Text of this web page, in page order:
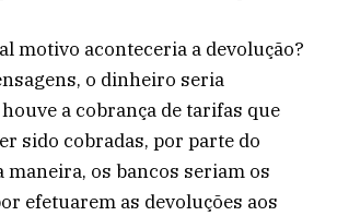
motivo aconteceria a devolução?
o dinheiro seria
a cobrança de tarifas que
sido cobradas, por parte do
maneira, os bancos seriam os
efetuarem as devoluções aos